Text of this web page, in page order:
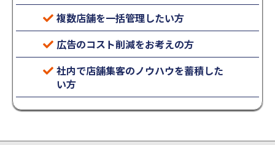
複数店舗を一括管理したい方
広告のコスト削減をお考えの方
社内で店舗集客のノウハウを蓄積した
い方